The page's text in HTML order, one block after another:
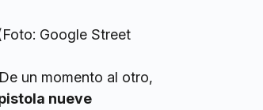
Google Street
un momento al otro,
nueve